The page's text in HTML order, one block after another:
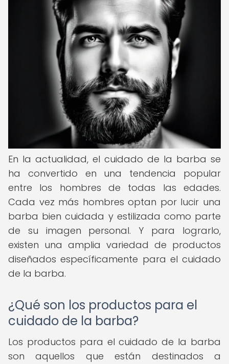
En la actualidad, el cuidado de la barba se
ha convertido en una tendencia popular
entre los hombres de todas las edades.
Cada vez más hombres optan por lucir una
barba bien cuidada y estilizada como parte
de su imagen personal. Y para lograrlo,
existen una amplia variedad de productos
diseñados específicamente para el cuidado
de la barba.
¿Qué son los productos para el
cuidado de la barba?
Los productos para el cuidado de la barba
son aquellos que están destinados a